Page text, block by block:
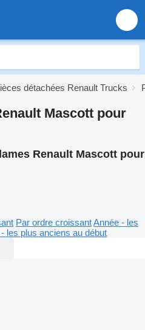
détachées Renault Trucks
Mascott pour
Renault Mascott pour
Par ordre croissantAnnée - les
les plus anciens au début